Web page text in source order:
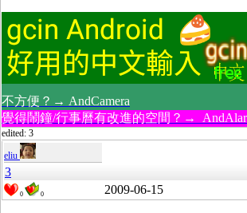
不方便？→ AndCamera
覺得鬧鐘/行事曆有改進的空間？→
edited: 3
eliu
3
0 0 2009-06-15